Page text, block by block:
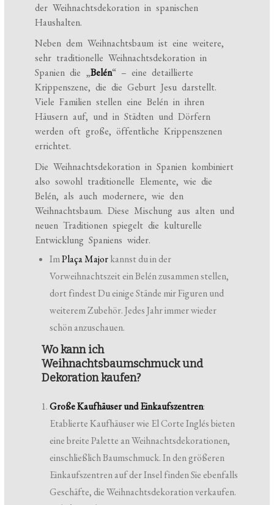
der Weihnachtsdekoration in spanischen
Haushalten.
Neben dem Weihnachtsbaum ist eine weitere,
sehr traditionelle Weihnachtsdekoration in
Spanien die „Belén“ – eine detaillierte
Krippenszene, die die Geburt Jesu darstellt.
Viele Familien stellen eine Belén in ihren
Häusern auf, und in Städten und Dörfern
werden oft große, öffentliche Krippenszenen
errichtet.
Die Weihnachtsdekoration in Spanien kombiniert
also sowohl traditionelle Elemente, wie die
Belén, als auch modernere, wie den
Weihnachtsbaum. Diese Mischung aus alten und
neuen Traditionen spiegelt die kulturelle
Entwicklung Spaniens wider.
ImPlaça Majorkannst du in der
Vorweihnachtszeit ein Belén zusammen stellen,
dort findest Du einige Stände mir Figuren und
weiterem Zubehör. Jedes Jahr immer wieder
schön anzuschauen.
Wo kann ich
Weihnachtsbaumschmuck und
Dekoration kaufen?
Große Kaufhäuser und Einkaufszentren:
Etablierte Kaufhäuser wie El Corte Inglés bieten
eine breite Palette an Weihnachtsdekorationen,
einschließlich Baumschmuck. In den größeren
Einkaufszentren auf der Insel finden Sie ebenfalls
Geschäfte, die Weihnachtsdekoration verkaufen.